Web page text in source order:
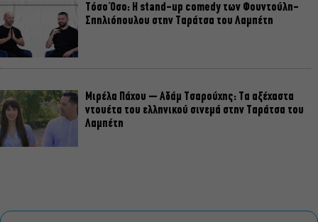
Τόσο Όσο: Η stand-up comedy των Φουντούλη-
Σπηλιόπουλου στην Ταράτσα του Λαμπέτη
Μιρέλα Πάχου – Αδάμ Τσαρούχης: Τα αξέχαστα
ντουέτα του ελληνικού σινεμά στην Ταράτσα του
Λαμπέτη